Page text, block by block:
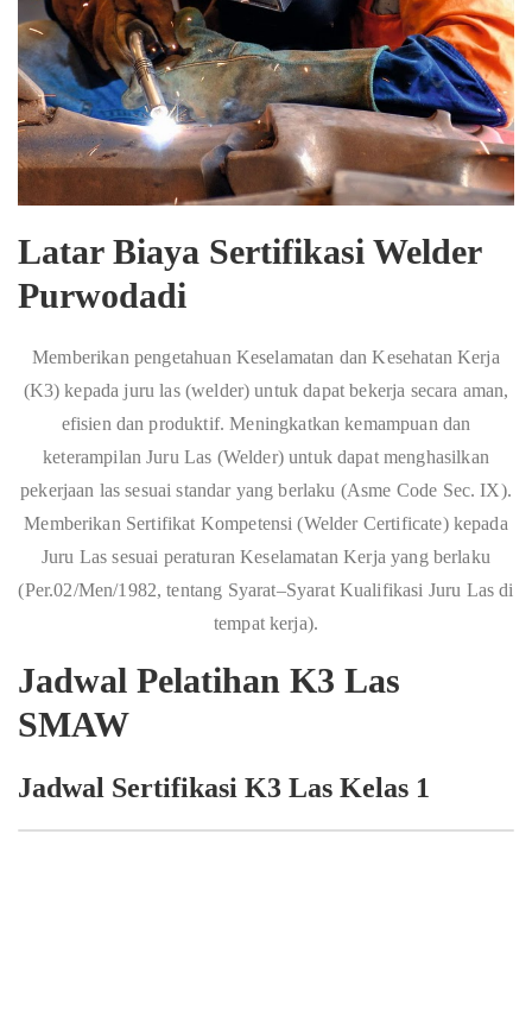
Latar Biaya Sertifikasi Welder
Purwodadi
Memberikan pengetahuan Keselamatan dan Kesehatan Kerja
(K3) kepada juru las (welder) untuk dapat bekerja secara aman,
efisien dan produktif. Meningkatkan kemampuan dan
keterampilan Juru Las (Welder) untuk dapat menghasilkan
pekerjaan las sesuai standar yang berlaku (Asme Code Sec. IX).
Memberikan Sertifikat Kompetensi (Welder Certificate) kepada
Juru Las sesuai peraturan Keselamatan Kerja yang berlaku
(Per.02/Men/1982, tentang Syarat–Syarat Kualifikasi Juru Las di
tempat kerja).
Jadwal Pelatihan K3 Las
SMAW
Jadwal Sertifikasi K3 Las Kelas 1